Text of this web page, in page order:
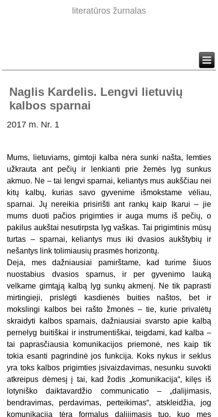
literatūros žurnalas
Naglis Kardelis. Lengvi lietuvių
kalbos sparnai
2017 m. Nr. 1
Mums, lietuviams, gimtoji kalba nėra sunki našta, lemties
užkrauta ant pečių ir lenkianti prie žemės lyg sunkus
akmuo. Ne – tai lengvi sparnai, keliantys mus aukščiau nei
kitų kalbų, kurias savo gyvenime išmokstame vėliau,
sparnai. Jų nereikia prisirišti ant rankų kaip Ikarui – jie
mums duoti pačios prigimties ir auga mums iš pečių, o
pakilus aukštai nesutirpsta lyg vaškas. Tai prigimtinis mūsų
turtas – sparnai, keliantys mus iki dvasios aukštybių ir
nešantys link tolimiausių prasmės horizontų.
Deja, mes dažniausiai pamirštame, kad turime šiuos
nuostabius dvasios sparnus, ir per gyvenimo lauką
velkame gimtąją kalbą lyg sunkų akmenį. Ne tik paprasti
mirtingieji, prislėgti kasdienės buities naštos, bet ir
mokslingi kalbos bei rašto žmonės – tie, kurie privalėtų
skraidyti kalbos sparnais, dažniausiai svarsto apie kalbą
pernelyg buitiškai ir instrumentiškai, teigdami, kad kalba –
tai paprasčiausia komunikacijos priemonė, nes kaip tik
tokia esanti pagrindinė jos funkcija. Koks nykus ir seklus
yra toks kalbos prigimties įsivaizdavimas, nesunku suvokti
atkreipus dėmesį į tai, kad žodis „komunikacija“, kilęs iš
lotyniško daiktavardžio communicatio – „dalijimasis,
bendravimas, perdavimas, perteikimas“, atskleidžia, jog
komunikacija tėra formalus dalijimasis tuo, kuo mes